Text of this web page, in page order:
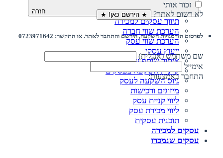
זכור אותי
לא רשום לאתר? ★ הירשם כאן! ★
לפרסום הזדמנויות השקעה, הירשם והתחבר לאתר. או התקשר: 0723971642
שם משתמש (אנגלית)
אימייל
התחבר באמצעות:
חזרה
תיווך עסקים למכירה
הערכת שווי חברה
הערכת שווי עסק
ייעוץ עסקי
איתור שותף עסקי
קרנות השקעה בעסקים
גיוס השקעה לעסק‎‎
מיזוגים ורכישות
ליווי קניית עסק
ליווי מכירת עסק
תוכנית עסקית
עסקים למכירה
עסקים שנמכרו